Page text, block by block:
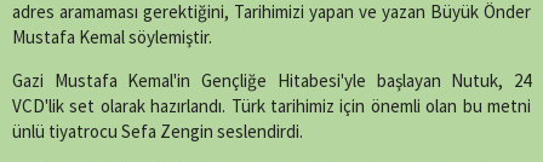
adres aramaması gerektiğini, Tarihimizi yapan ve yazan Büyük Önder
Mustafa Kemal söylemiştir.
Gazi Mustafa Kemal'in Gençliğe Hitabesi'yle başlayan Nutuk, 24
VCD'lik set olarak hazırlandı. Türk tarihimiz için önemli olan bu metni
ünlü tiyatrocu Sefa Zengin seslendirdi.